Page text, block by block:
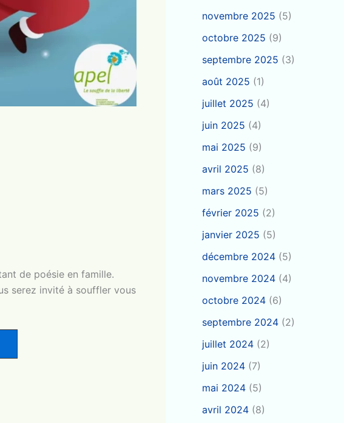
de poésie en famille.
serez invité à souffler vous
novembre 2025 (5)
octobre 2025 (9)
septembre 2025 (3)
août 2025 (1)
juillet 2025 (4)
juin 2025 (4)
mai 2025 (9)
avril 2025 (8)
mars 2025 (5)
février 2025 (2)
janvier 2025 (5)
décembre 2024 (5)
novembre 2024 (4)
octobre 2024 (6)
septembre 2024 (2)
juillet 2024 (2)
juin 2024 (7)
mai 2024 (5)
avril 2024 (8)